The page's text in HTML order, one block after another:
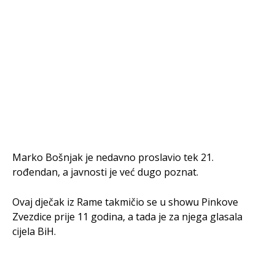
Marko Bošnjak je nedavno proslavio tek 21.
rođendan, a javnosti je već dugo poznat.
Ovaj dječak iz Rame takmičio se u showu Pinkove
Zvezdice prije 11 godina, a tada je za njega glasala
cijela BiH.